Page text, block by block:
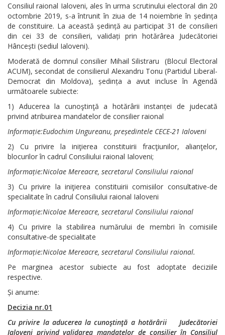
Consiliul raional Ialoveni, ales în urma scrutinului electoral din 20
octombrie 2019, s-a întrunit în ziua de 14 noiembrie în ședința
de constituire. La această ședință au participat 31 de consilieri
din cei 33 de consilieri, validați prin hotărârea Judecătoriei
Hâncești (sediul Ialoveni).
Moderată de domnul consilier Mihail Silistraru (Blocul Electoral
ACUM), secondat de consilierul Alexandru Tonu (Partidul Liberal-
Democrat din Moldova), ședința a avut incluse în Agendă
următoarele subiecte:
1) Aducerea la cunoştinţă a hotărârii instanței de judecată
privind atribuirea mandatelor de consilier raional
Informație:Eudochim Ungureanu, președintele CECE-21 Ialoveni
2) Cu privire la iniţierea constituirii fracţiunilor, alianţelor,
blocurilor în cadrul Consiliului raional Ialoveni;
Informație:Nicolae Mereacre, secretarul Consiliului raional
3) Cu privire la iniţierea constituirii comisiilor consultative-de
specialitate în cadrul Consiliului raional Ialoveni
Informație:Nicolae Mereacre, secretarul Consiliului raional
4) Cu privire la stabilirea numărului de membri în comisiile
consultative-de specialitate
Informație:Nicolae Mereacre, secretarul Consiliului raional.
Pe marginea acestor subiecte au fost adoptate deciziile
respective.
Și anume:
Decizia nr.01
Cu privire la aducerea la cunoştinţă a hotărârii Judecătoriei
Ialoveni privind validarea mandatelor de consilier în Consiliul